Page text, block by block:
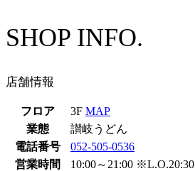
SHOP INFO.
店舗情報
フロア 3F MAP
業態
讃岐うどん
電話番号
052-505-0536
営業時間
10:00～21:00 ※L.O.20:30